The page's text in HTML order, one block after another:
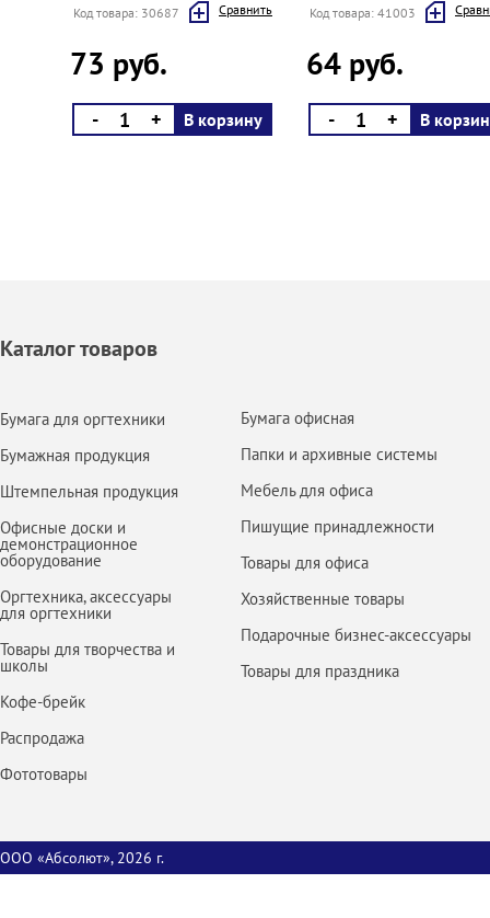
Код товара: 30687 Cравнить
73 руб.
- + В корзину
Код товара: 41003
64 руб.
- + В
Каталог товаров
Бумага для оргтехники
Бумажная продукция
Штемпельная продукция
Офисные доски и
демонстрационное
оборудование
Оргтехника, аксессуары
для оргтехники
Товары для творчества и
школы
Кофе-брейк
Распродажа
Фототовары
Бумага офисная
Папки и архивные системы
Мебель для офиса
Пишущие принадлежности
Товары для офиса
Хозяйственные товары
Подарочные бизнес-аксессуары
Товары для праздника
ООО «Абсолют», 2026 г.